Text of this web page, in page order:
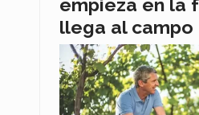
empieza en la
llega al campo